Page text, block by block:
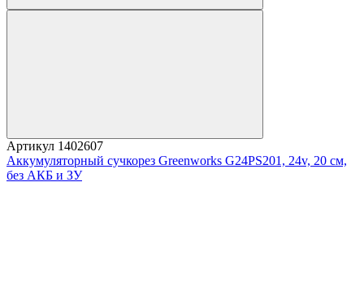
Артикул 1402607
Аккумуляторный сучкорез Greenworks G24PS201, 24v, 20 см,
без АКБ и ЗУ